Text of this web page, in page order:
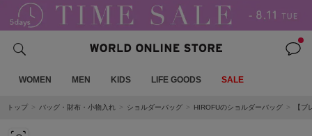
WOMEN MEN KIDS LIFE GOODS SALE
トップ バッグ・財布・小物入れ ショルダーバッグ HIROFUのショルダーバッグ 【